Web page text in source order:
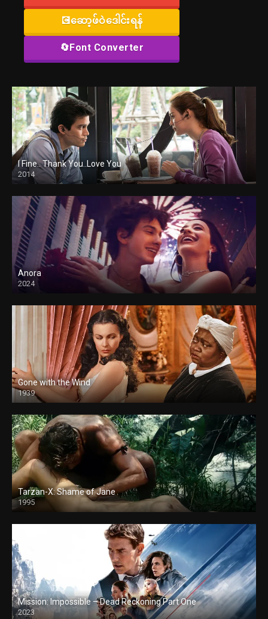
💽ဆော့ဖ်ဝဲဒေါင်းရန်
🔄Font Converter
I Fine.. Thank You..Love You
2014
Anora
2024
Gone with the Wind
1939
Tarzan-X: Shame of Jane
1995
Mission: Impossible – Dead Reckoning Part One
2023